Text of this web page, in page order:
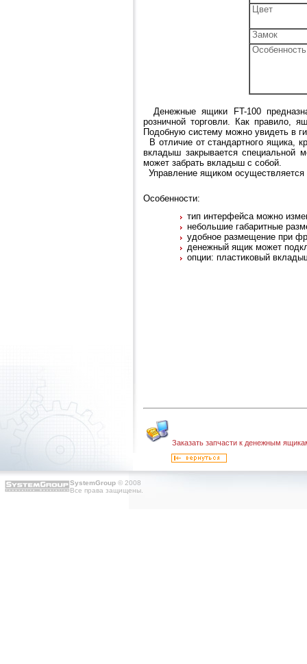
Цвет
Замок
Особенность
Денежные ящики FT-100
розничной торговли. Как правило,
Подобную систему можно увидеть в
В отличие от стандартного ящика,
вкладыш закрывается специальной
может забрать вкладыш с собой.
Управление ящиком
Особенности:
тип интерфейса можно
небольшие габаритные
удобное размещение при
денежный ящик может
опции: пластиковый
Заказать запчасти к денежным
SystemGroup © 2008
Все права защищены.